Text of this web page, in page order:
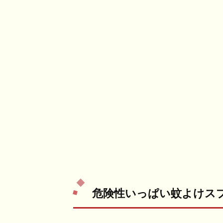
危険性いっぱい蚊よけス